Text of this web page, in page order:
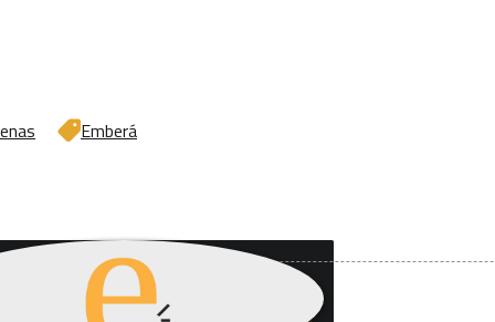
Emberá
recibir nuestro
de información?